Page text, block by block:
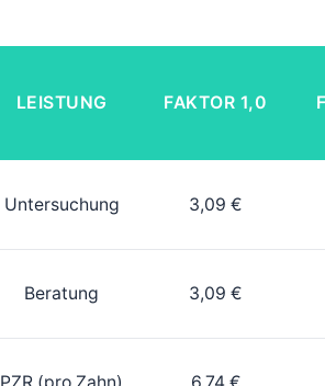
LEISTUNG FAKTOR 1,0
Untersuchung 3,09 €
Beratung 3,09 €